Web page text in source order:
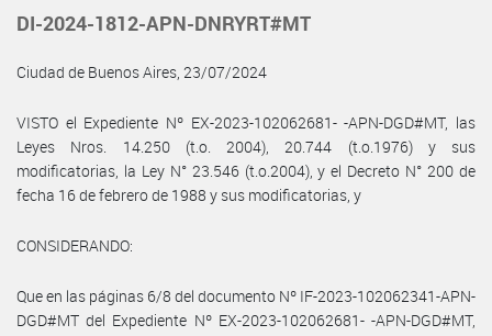
DI-2024-1812-APN-DNRYRT#MT
Ciudad de Buenos Aires, 23/07/2024
VISTO el Expediente Nº EX-2023-102062681- -APN-DGD#MT, las
Leyes Nros. 14.250 (t.o. 2004), 20.744 (t.o.1976) y sus
modificatorias, la Ley N° 23.546 (t.o.2004), y el Decreto N° 200 de
fecha 16 de febrero de 1988 y sus modificatorias, y
CONSIDERANDO:
Que en las páginas 6/8 del documento Nº IF-2023-102062341-APN-
DGD#MT del Expediente Nº EX-2023-102062681- -APN-DGD#MT,